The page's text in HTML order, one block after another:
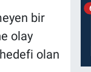
bir
olay
olan